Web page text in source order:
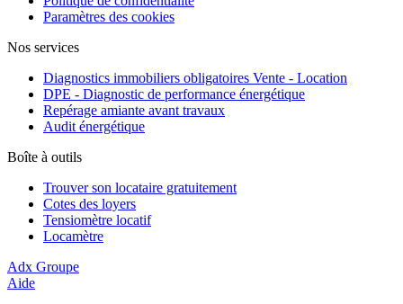
Paramètres des cookies
Nos services
Diagnostics immobiliers obligatoires Vente - Location
DPE - Diagnostic de performance énergétique
Repérage amiante avant travaux
Audit énergétique
Boîte à outils
Trouver son locataire gratuitement
Cotes des loyers
Tensiomètre locatif
Locamètre
Adx Groupe
Aide